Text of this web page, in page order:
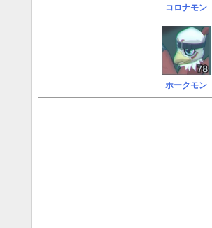
コロナモン
ホークモン